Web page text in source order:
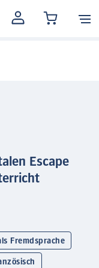
MEIN
KONTO
Escape
Fremdsprache